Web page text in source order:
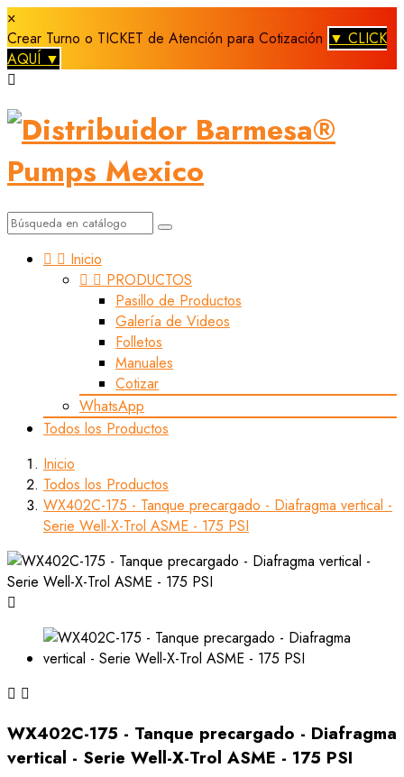
×
Crear Turno o TICKET de Atención para Cotización ▼ CLICK
AQUÍ ▼

  Inicio
  PRODUCTOS
Pasillo de Productos
Galería de Videos
Folletos
Manuales
Cotizar
WhatsApp
Todos los Productos
Inicio
Todos los Productos
WX402C-175 - Tanque precargado - Diafragma vertical -
Serie Well-X-Trol ASME - 175 PSI

 
WX402C-175 - Tanque precargado - Diafragma
vertical - Serie Well-X-Trol ASME - 175 PSI